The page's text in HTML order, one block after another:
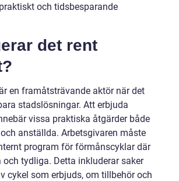
och tidsbesparande
det rent
en framåtsträvande aktör när det
stadslösningar. Att erbjuda
vissa praktiska åtgärder både
anställda. Arbetsgivaren måste
program för förmånscyklar där
och tydliga. Detta inkluderar saker
cykel som erbjuds, om tillbehör och